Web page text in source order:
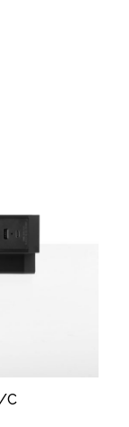
C